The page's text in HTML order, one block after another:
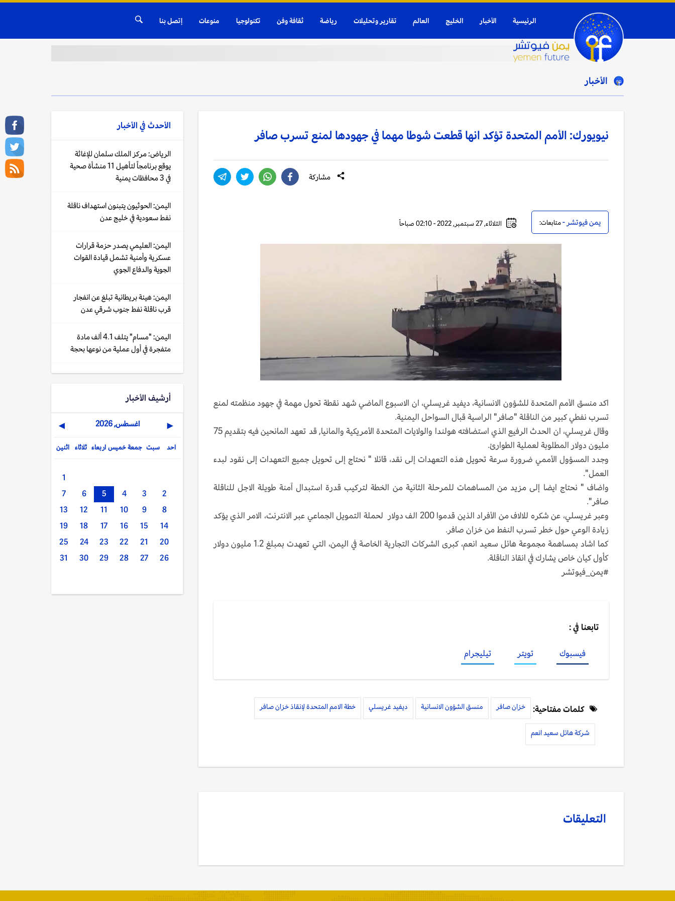
الرئيسية الأخبار الخليج العالم تقارير وتحليلات رياضة ثقافة وفن تكنولوجيا منوعات إتصل بنا
الأخبار
نيويورك: الأمم المتحدة تؤكد انها قطعت شوطا مهما في جهودها لمنع تسرب صافر
مشاركة
يمن فيوتشر -متابعات: الثلاثاء, 27 سبتمبر, 2022 - 02:10 صباحاً
اكد منسق الأمم المتحدة للشؤون الانسانية، ديفيد غريسلي، ان الاسبوع الماضي شهد نقطة تحول مهمة في جهود منظمته لمنع
تسرب نفطي كبير من الناقلة "صافر" الراسية قبال السواحل اليمنية.
وقال غريسلي، ان الحدث الرفيع الذي استضافته هولندا والولايات المتحدة الأمريكية والمانيا, قد تعهد المانحين فيه بتقديم 75
مليون دولار المطلوبة لعملية الطوارئ.
وجدد المسؤول الأممي ضرورة سرعة تحويل هذه التعهدات إلى نقد، قائلا " نحتاج إلى تحويل جميع التعهدات إلى نقود لبدء
العمل".
واضاف " نحتاج ايضا إلى مزيد من المساهمات للمرحلة الثانية من الخطة لتركيب قدرة استبدال آمنة طويلة الاجل للناقلة
صافر".
وعبر غريسلي، عن شكره للالاف من الأفراد الذين قدموا 200 الف دولار لحملة التمويل الجماعي عبر الانترنت، الامر الذي يؤكد
زيادة الوعي حول خطر تسرب النفط من خزان صافر.
كما اشاد بمساهمة مجموعة هائل سعيد انعم، كبرى الشركات التجارية الخاصة في اليمن، التي تعهدت بمبلغ 1.2 مليون دولار
كأول كيان خاص يشارك في انقاذ الناقلة.
#يمن_فيوتشر
تابعنا في :
فيسبوك تويتر تيليجرام
كلمات مفتاحية: خزان صافر منسق الشؤون الانسانية ديفيد غريسلي خطة الامم المتحدة لإنقاذ خزان صافر
شركة هائل سعيد انعم
التعليقات
الأحدث في الأخبار
الرياض: مركز الملك سلمان للإغاثة
يوقع برنامجاً لتأهيل 11 منشأة صحية
في 3 محافظات يمنية
اليمن: الحوثيون يتبنون استهداف ناقلة
نفط سعودية في خليج عدن
اليمن: العليمي يصدر حزمة قرارات
عسكرية وأمنية تشمل قيادة القوات
الجوية والدفاع الجوي
اليمن: هيئة بريطانية تبلغ عن انفجار
قرب ناقلة نفط جنوب شرقي عدن
اليمن: "مسام" يتلف 4.1 ألف مادة
متفجرة في أول عملية من نوعها بحجة
أرشيف الأخبار
◀ اغسطس, 2026 ▶
اثنين ثلاثاء اربعاء خميس جمعة سبت احد
1
2
3
4
5
6
7
8
9
10
11
12
13
14
15
16
17
18
19
20
21
22
23
24
25
26
27
28
29
30
31